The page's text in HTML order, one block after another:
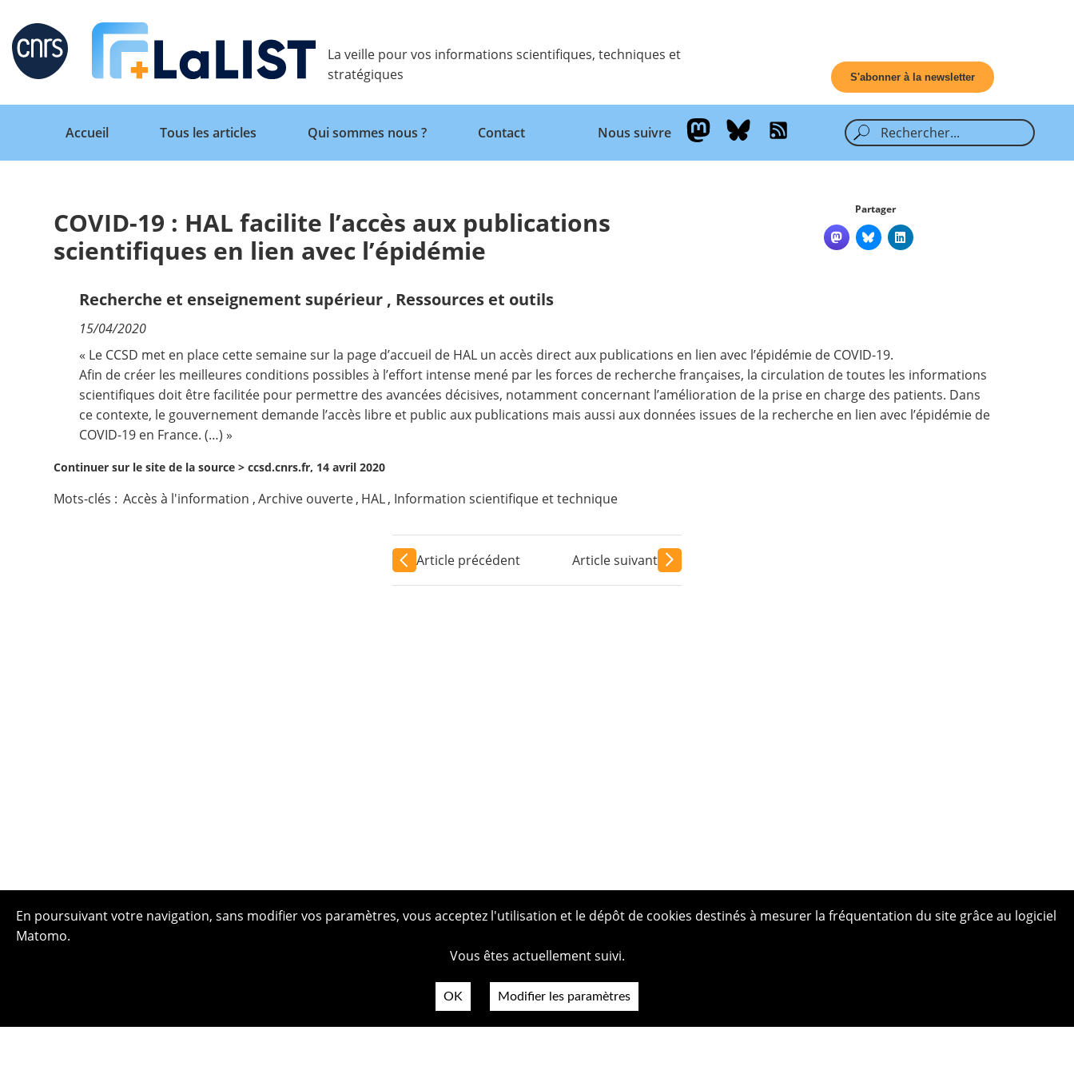
Retour
Accueil
Qui sommes nous ?
Nous suivre
La veille pour vos informations scientifiques, techniques et
stratégiques
S'abonner à la newsletter
Retour
Accueil
Tous les articles Qui sommes nous ? Contact Nous suivre
COVID-19 : HAL facilite l’accès aux publications
scientifiques en lien avec l’épidémie
Partager
Recherche et enseignement supérieur , Ressources et outils
15/04/2020
« Le CCSD met en place cette semaine sur la page d’accueil de HAL un accès direct aux publications en lien avec l’épidémie de COVID-19.
Afin de créer les meilleures conditions possibles à l’effort intense mené par les forces de recherche françaises, la circulation de toutes les informations
scientifiques doit être facilitée pour permettre des avancées décisives, notamment concernant l’amélioration de la prise en charge des patients. Dans
ce contexte, le gouvernement demande l’accès libre et public aux publications mais aussi aux données issues de la recherche en lien avec l’épidémie de
COVID-19 en France. (…) »
Continuer sur le site de la source >ccsd.cnrs.fr, 14 avril 2020
Mots-clés : Accès à l'information ,Archive ouverte, HAL, Information scientifique et technique
Article précédent Article suivant
En poursuivant votre navigation, sans modifier vos paramètres, vous acceptez l'utilisation et le dépôt de cookies destinés à mesurer la fréquentation du site grâce au logiciel
Matomo.
Vous êtes actuellement suivi.
OK Modifier les paramètres